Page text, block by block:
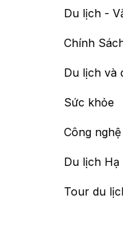
Du lịch -
Chính
Du lịch và
Sức khỏe
Công
Du lịch
Tour du